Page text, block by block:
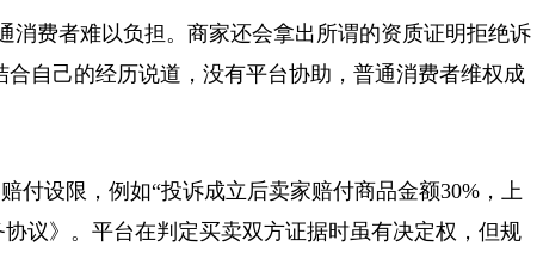
费者难以负担。商家还会拿出所谓的资质证明拒绝诉
自己的经历说道，没有平台协助，普通消费者维权成
设限，例如“投诉成立后卖家赔付商品金额30%，上
议》。平台在判定买卖双方证据时虽有决定权，但规